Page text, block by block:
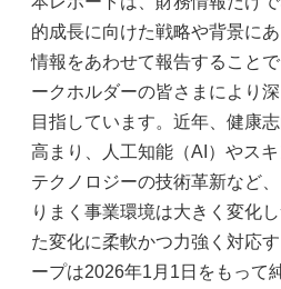
的成長に向けた戦略や背景に
情報をあわせて報告すること
ークホルダーの皆さまにより
目指しています。近年、健康
高まり、人工知能（AI）やス
テクノロジーの技術革新など
りまく事業環境は大きく変化
た変化に柔軟かつ力強く対応
ープは2026年1月1日をもって